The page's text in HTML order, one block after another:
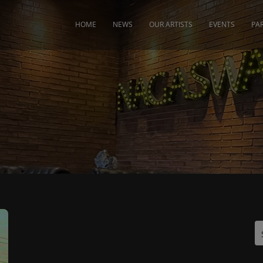
HOME NEWS OUR ARTISTS EVENTS
modal-check